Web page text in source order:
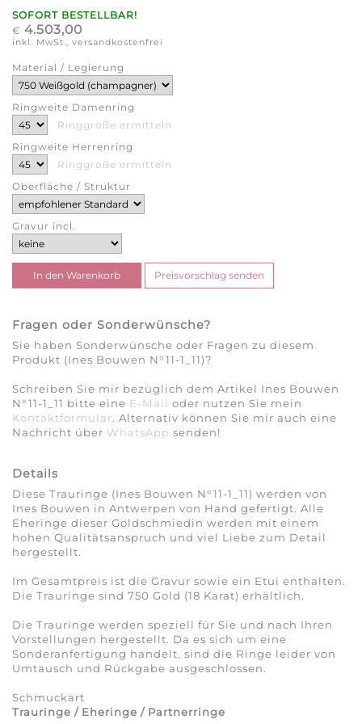
SOFORT BESTELLBAR!
€ 4.503,00
inkl. MwSt., versandkostenfrei
Material / Legierung
Ringweite Damenring
Ringgröße ermitteln
Ringweite Herrenring
Ringgröße ermitteln
Oberfläche / Struktur
Gravur incl.
Fragen oder Sonderwünsche?
Sie haben Sonderwünsche oder Fragen zu diesem
Produkt (Ines Bouwen N°11-1_11)?
Schreiben Sie mir bezüglich dem Artikel Ines Bouwen
N°11-1_11 bitte eine E-Mail oder nutzen Sie mein
Kontaktformular. Alternativ können Sie mir auch eine
Nachricht über WhatsApp senden!
Details
Diese Trauringe (Ines Bouwen N°11-1_11) werden von
Ines Bouwen in Antwerpen von Hand gefertigt. Alle
Eheringe dieser Goldschmiedin werden mit einem
hohen Qualitätsanspruch und viel Liebe zum Detail
hergestellt.
Im Gesamtpreis ist die Gravur sowie ein Etui enthalten.
Die Trauringe sind 750 Gold (18 Karat) erhältlich.
Die Trauringe werden speziell für Sie und nach Ihren
Vorstellungen hergestellt. Da es sich um eine
Sonderanfertigung handelt, sind die Ringe leider von
Umtausch und Rückgabe ausgeschlossen.
Schmuckart
Trauringe / Eheringe / Partnerringe